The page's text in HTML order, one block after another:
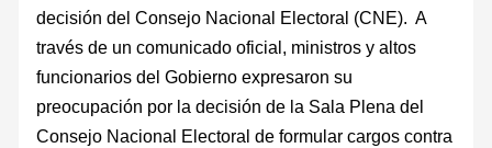
decisión del Consejo Nacional Electoral (CNE). A
través de un comunicado oficial, ministros y altos
funcionarios del Gobierno expresaron su
preocupación por la decisión de la Sala Plena del
Consejo Nacional Electoral de formular cargos contra